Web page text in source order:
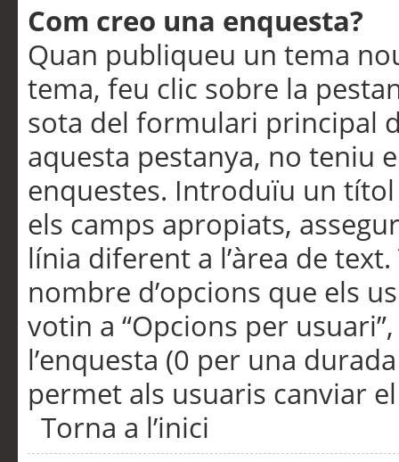
Com creo una enquesta?
Quan publiqueu un tema
tema, feu clic sobre la
sota del formulari principal
aquesta pestanya, no teniu
enquestes. Introduïu un
els camps apropiats,
línia diferent a l’àrea de
nombre d’opcions que els
votin a “Opcions per
l’enquesta (0 per una
permet als usuaris canviar
Torna a l’inici